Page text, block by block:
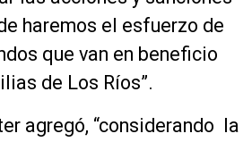
haremos el esfuerzo de
que van en beneficio
de Los Ríos”.
agregó, “considerando la